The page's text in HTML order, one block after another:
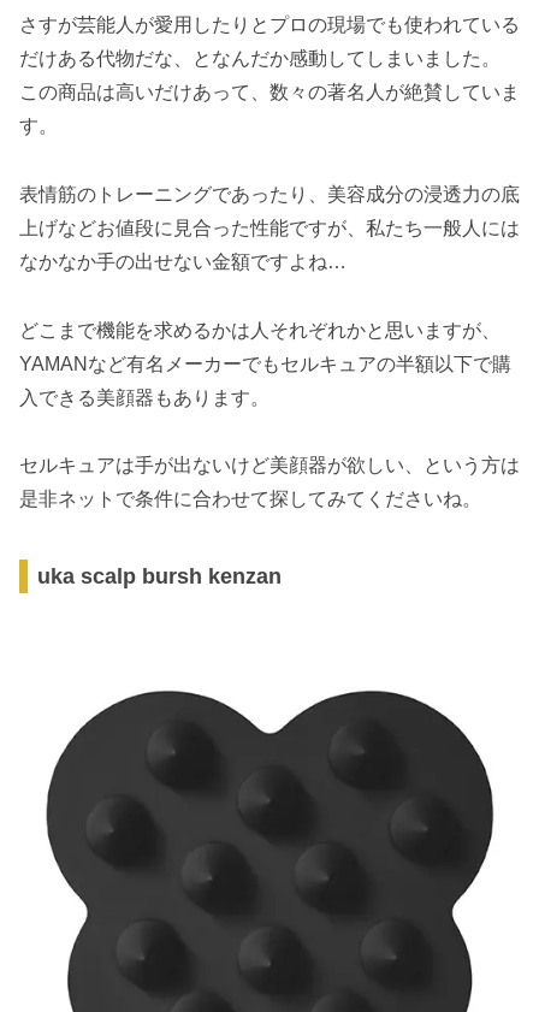
さすが芸能人が愛用したりとプロの現場でも使われている
だけある代物だな、となんだか感動してしまいました。
この商品は高いだけあって、数々の著名人が絶賛していま
す。
表情筋のトレーニングであったり、美容成分の浸透力の底
上げなどお値段に見合った性能ですが、私たち一般人には
なかなか手の出せない金額ですよね…
どこまで機能を求めるかは人それぞれかと思いますが、
YAMANなど有名メーカーでもセルキュアの半額以下で購
入できる美顔器もあります。
セルキュアは手が出ないけど美顔器が欲しい、という方は
是非ネットで条件に合わせて探してみてくださいね。
uka scalp bursh kenzan